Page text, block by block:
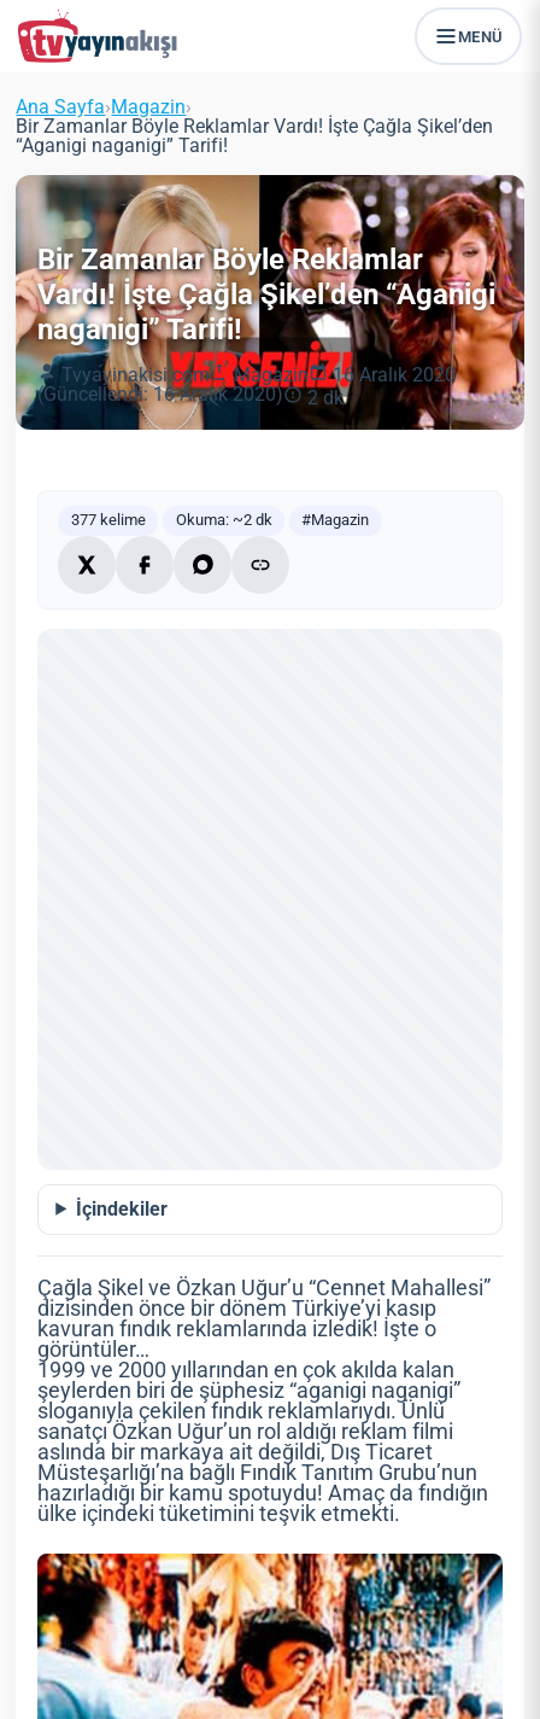
MENÜ
Ana Sayfa›Magazin›
Bir Zamanlar Böyle Reklamlar Vardı! İşte Çağla Şikel’den
“Aganigi naganigi” Tarifi!
Bir Zamanlar Böyle Reklamlar
Vardı! İşte Çağla Şikel’den “Aganigi
naganigi” Tarifi!
Tvyayinakisi.com Magazin
16 Aralık 2020
(Güncellendi: 16 Aralık 2020)
2 dk
377 kelime Okuma: ~2 dk #Magazin
İçindekiler
Çağla Şikel ve Özkan Uğur’u “Cennet Mahallesi”
dizisinden önce bir dönem Türkiye’yi kasıp
kavuran fındık reklamlarında izledik! İşte o
görüntüler…
1999 ve 2000 yıllarından en çok akılda kalan
şeylerden biri de şüphesiz “aganigi naganigi”
sloganıyla çekilen fındık reklamlarıydı. Ünlü
sanatçı Özkan Uğur’un rol aldığı reklam filmi
aslında bir markaya ait değildi, Dış Ticaret
Müsteşarlığı’na bağlı Fındık Tanıtım Grubu’nun
hazırladığı bir kamu spotuydu! Amaç da fındığın
ülke içindeki tüketimini teşvik etmekti.